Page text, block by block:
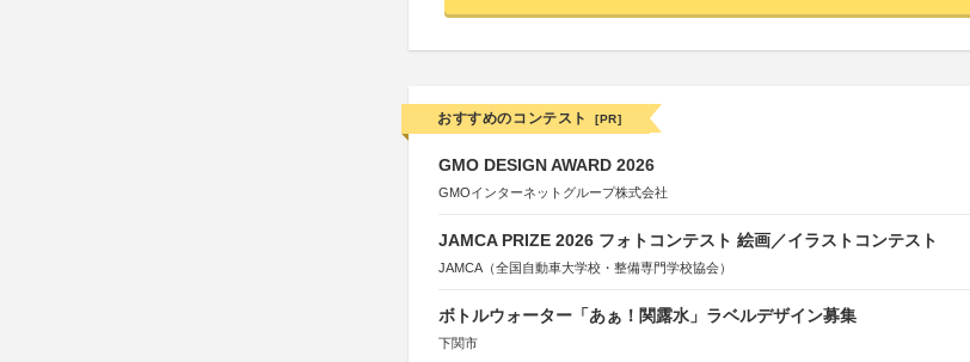
おすすめのコンテスト [PR]
GMO DESIGN AWARD 2026
GMOインターネットグループ株式会社
JAMCA PRIZE 2026 フォトコンテスト 絵画／イラストコンテスト
JAMCA（全国自動車大学校・整備専門学校協会）
ボトルウォーター「あぁ！関露水」ラベルデザイン募集
下関市